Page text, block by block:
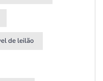
de leilão